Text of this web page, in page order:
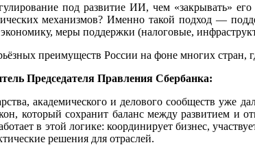
под развитие ИИ, чем «закрывать»
механизмов? Именно такой подход —
меры поддержки (налоговые,
преимуществ России на фоне многих стран,
Председателя Правления Сбербанка:
академического и делового сообществ уже
который сохранит баланс между развитием и
в этой логике: координирует бизнес,
решения для отраслей.